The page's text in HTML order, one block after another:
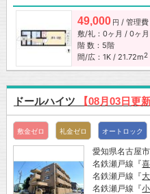
49,000 円 / 管理
敷/礼：0ヶ月 / 0ヶ月
階 数：5階
間/広：1K / 21.72m2
ドールハイツ 【08月03日更新
敷金ゼロ 礼金ゼロ オートロック
愛知県名古屋
名鉄瀬戸線『
名鉄瀬戸線『
名鉄瀬戸線『